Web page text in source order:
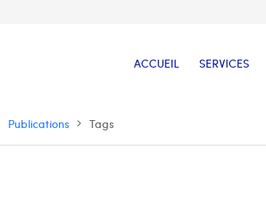
ACCUEIL SERVICES
Publications Tags